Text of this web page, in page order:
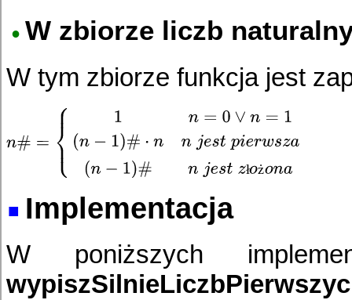
W zbiorze liczb
W tym zbiorze funkcja jest
ł ż
Implementacja
W poniższych